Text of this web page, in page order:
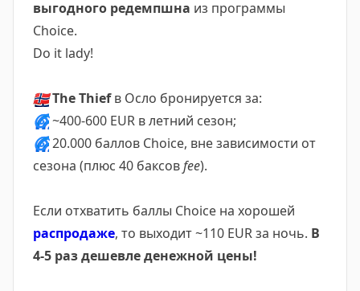
выгодного редемпшна из программы
Choice.
Do it lady!
🇳🇴The Thiefв Осло бронируется за:
🌀~400-600 EUR в летний сезон;
🌀20.000 баллов Choice, вне зависимости от
сезона (плюс 40 баксовfee).
Если отхватить баллы Choice на хорошей
распродаже, то выходит ~110 EUR за ночь. В
4-5 раз дешевле денежной цены!